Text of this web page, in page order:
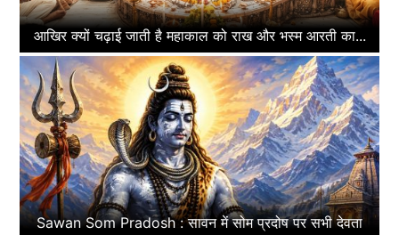
आखिर क्यों चढ़ाई जाती है महाकाल को राख और भस्म आरती का...
Sawan Som Pradosh : सावन में सोम प्रदोष पर सभी देवता